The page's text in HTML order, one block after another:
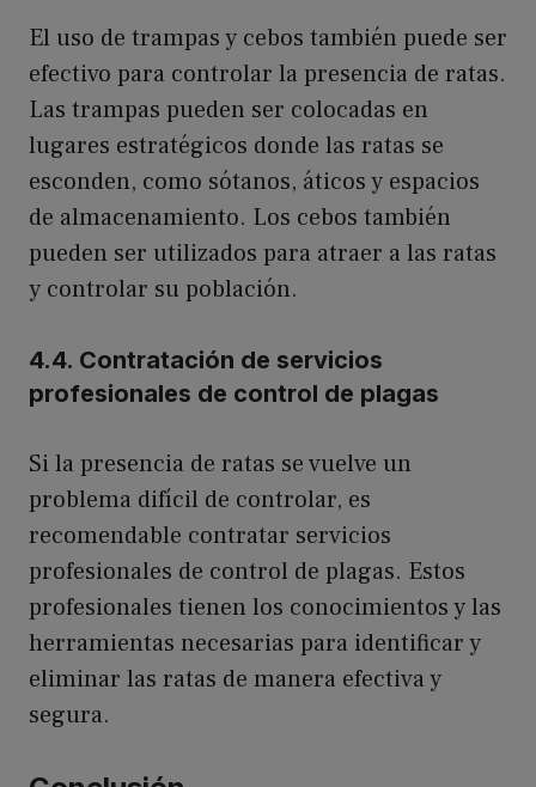
El uso de trampas y cebos también puede ser
efectivo para controlar la presencia de ratas.
Las trampas pueden ser colocadas en
lugares estratégicos donde las ratas se
esconden, como sótanos, áticos y espacios
de almacenamiento. Los cebos también
pueden ser utilizados para atraer a las ratas
y controlar su población.
4.4. Contratación de servicios
profesionales de control de plagas
Si la presencia de ratas se vuelve un
problema difícil de controlar, es
recomendable contratar servicios
profesionales de control de plagas. Estos
profesionales tienen los conocimientos y las
herramientas necesarias para identificar y
eliminar las ratas de manera efectiva y
segura.